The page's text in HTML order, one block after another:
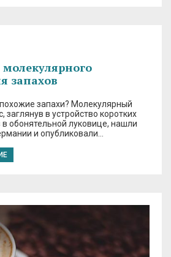
запахов
запахи? Молекулярный
заглянув в устройство коротких
в обонятельной луковице, нашли
и опубликовали…